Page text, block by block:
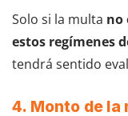
Solo si la multa no
estos regímenes
tendrá sentido
4. Monto de la